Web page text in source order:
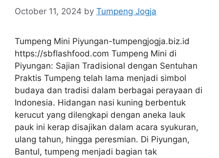
October 11, 2024 by Tumpeng Jogja
Tumpeng Mini Piyungan-tumpengjogja.biz.id
https://sbflashfood.com Tumpeng Mini di
Piyungan: Sajian Tradisional dengan Sentuhan
Praktis Tumpeng telah lama menjadi simbol
budaya dan tradisi dalam berbagai perayaan di
Indonesia. Hidangan nasi kuning berbentuk
kerucut yang dilengkapi dengan aneka lauk
pauk ini kerap disajikan dalam acara syukuran,
ulang tahun, hingga peresmian. Di Piyungan,
Bantul, tumpeng menjadi bagian tak